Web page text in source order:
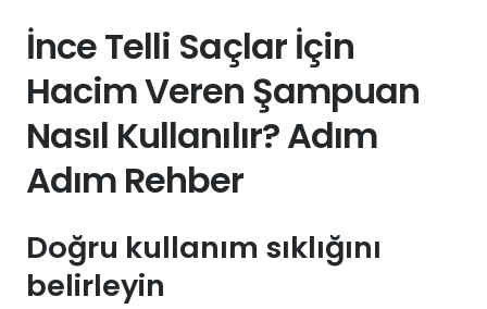
İnce Telli Saçlar İçin
Hacim Veren Şampuan
Nasıl Kullanılır? Adım
Adım Rehber
Doğru kullanım sıklığını
belirleyin